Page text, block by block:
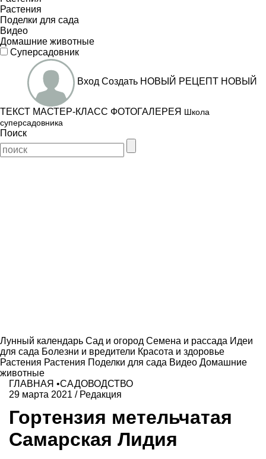
Растения
Поделки для сада
Видео
Домашние животные
Суперсадовник
Вход Создать НОВЫЙ РЕЦЕПТ НОВЫЙ
ТЕКСТ МАСТЕР-КЛАСС ФОТОГАЛЕРЕЯ Школа
суперсадовника
Поиск
Лунный календарь Сад и огород Семена и рассада Идеи
для сада Болезни и вредители Красота и здоровье
Растения Растения Поделки для сада Видео Домашние
животные
ГЛАВНАЯ •САДОВОДСТВО
29 марта 2021 / Редакция
Гортензия метельчатая
Самарская Лидия